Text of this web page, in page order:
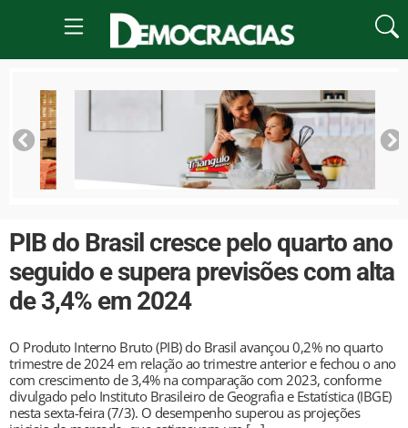
PIB do Brasil cresce pelo quarto ano
seguido e supera previsões com alta
de 3,4% em 2024
O Produto Interno Bruto (PIB) do Brasil avançou 0,2% no quarto
trimestre de 2024 em relação ao trimestre anterior e fechou o ano
com crescimento de 3,4% na comparação com 2023, conforme
divulgado pelo Instituto Brasileiro de Geografia e Estatística (IBGE)
nesta sexta-feira (7/3). O desempenho superou as projeções